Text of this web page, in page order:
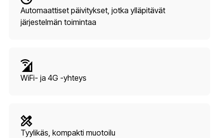
Automaattiset päivitykset, jotka ylläpitävät
järjestelmän toimintaa
WiFi- ja 4G -yhteys
Tyylikäs, kompakti muotoilu